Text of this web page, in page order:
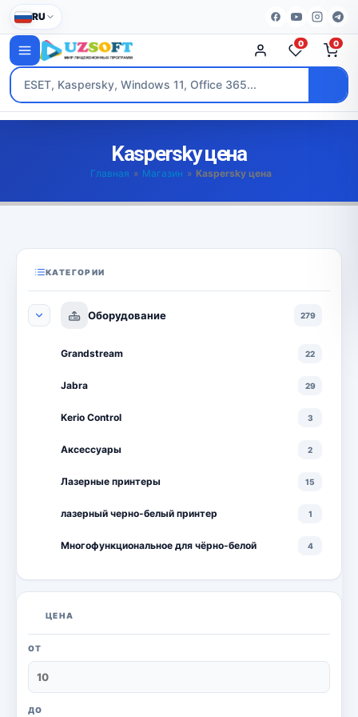
RU
0 0
Kaspersky цена
Главная » Магазин » Kaspersky цена
КАТЕГОРИИ
Оборудование 279
Grandstream 22
Jabra 29
Kerio Control 3
Аксессуары 2
Лазерные принтеры 15
лазерный черно-белый принтер 1
Многофункциональное для чёрно-белой 4
Многофункциональные лазерные принтеры 18
принтеры
ЦЕНА
ОТ
ДО